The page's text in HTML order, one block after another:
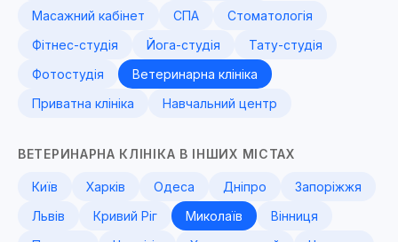
Масажний кабінет
СПА
Стоматологія
Фітнес-студія
Йога-студія
Тату-студія
Фотостудія
Ветеринарна клініка
Приватна клініка
Навчальний центр
ВЕТЕРИНАРНА КЛІНІКА В ІНШИХ МІСТАХ
Київ Харків Одеса Дніпро
Запоріжжя
Львів
Кривий Ріг Миколаїв
Вінниця